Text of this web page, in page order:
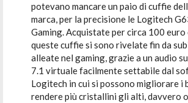
potevano mancare un paio di cuffie
marca, per la precisione le Logitech
Gaming. Acquistate per circa 100
queste cuffie si sono rivelate fin da
alleate nel gaming, grazie a un audio
7.1 virtuale facilmente settabile dal
Logitech in cui si possono migliorare i
rendere più cristallini gli alti, davvero